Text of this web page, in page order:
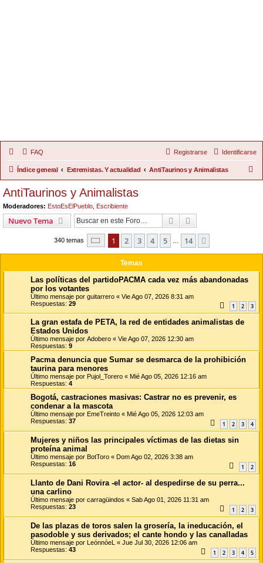
FAQ Identificarse
Registrarse
Índice general Extremistas. Y actualidad AntiTaurinos y Animalistas
AntiTaurinos y Animalistas
Moderadores: EstoEsElPueblo Escribiente
Nuevo Tema Buscar
340 temas Página de 14
1 2 3 4 5 14
Temas
Las políticas del partidoPACMA cada vez más abandonadas
por los votantes
Último mensaje por guitarrero « Vie Ago 07, 2026 8:31 am
Respuestas: 29 1 2 3
La gran estafa de PETA, la red de entidades animalistas de
Estados Unidos
Último mensaje por Adobero « Vie Ago 07, 2026 12:30 am
Respuestas: 9
Pacma denuncia que Sumar se desmarca de la prohibición
taurina para menores
Último mensaje por Pujol_Torero « Mié Ago 05, 2026 12:16 am
Respuestas: 4
Bogotá, castraciones masivas: Castrar no es prevenir, es
condenar a la mascota
Último mensaje por EmeTreinto « Mié Ago 05, 2026 12:03 am
Respuestas: 37 1 2 3 4
Mujeres y niños las principales víctimas de las dietas sin
proteína animal
Último mensaje por BotToro « Dom Ago 02, 2026 3:38 am
Respuestas: 16 1 2
Llanto de Dani Rovira -el actor- al despedirse de su perra...
una carlino
Último mensaje por carragüindos « Sab Ago 01, 2026 11:31 am
Respuestas: 23 1 2 3
De las plazas de toros salen la grosería, la ineducación, el
pasodoble y sus derivados; el cante hondo y las canalladas
Último mensaje por LeónnóeL « Jue Jul 30, 2026 12:06 am
Respuestas: 43 1 2 3 4 5